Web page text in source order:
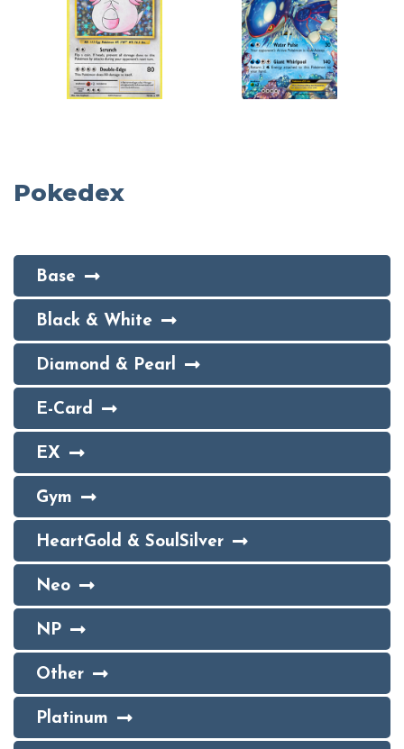
Pokedex
Base
Black & White
Diamond & Pearl
E-Card
EX
Gym
HeartGold & SoulSilver
Neo
NP
Other
Platinum